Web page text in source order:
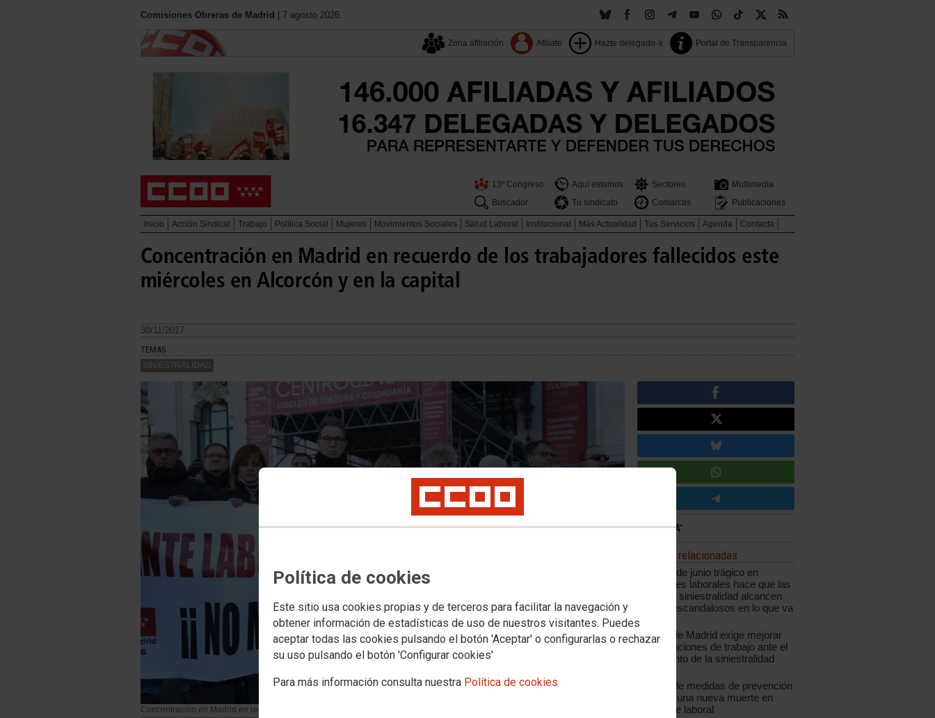
Política de cookies
Este sitio usa cookies propias y de terceros para facilitar la navegación y
obtener información de estadísticas de uso de nuestros visitantes. Puedes
aceptar todas las cookies pulsando el botón 'Aceptar' o configurarlas o rechazar
su uso pulsando el botón 'Configurar cookies'
Para más información consulta nuestra Política de cookies
Comisiones Obreras de Madrid | 7 agosto 2026.
Zona afiliación Afiliate Hazte delegado-a Portal de Transparencia
13º Congreso Aquí estamos Sectores
Multimedia
Buscador
Tu sindicato Comarcas Publicaciones
Inicio Acción Sindical Trabajo Política Social Mujeres Movimientos Sociales Salud Laboral Institucional Más Actualidad Tus Servicios Agenda Contacta
Concentración en Madrid en recuerdo de los trabajadores fallecidos este
miércoles en Alcorcón y en la capital
30/11/2017.
TEMAS
SINIESTRALIDAD
Concentración en Madrid en recuerdo de los trabajadores fallecidos este miércoles en Alcorcón y en la capital
Noticias relacionadas
Un mes de junio trágico en
accidentes laborales hace que las
cifras de siniestralidad alcancen
niveles escandalosos en lo que va
de año
CCOO de Madrid exige mejorar
las condiciones de trabajo ante el
incremento de la siniestralidad
La falta de medidas de prevención
provoca una nueva muerte en
accidente laboral